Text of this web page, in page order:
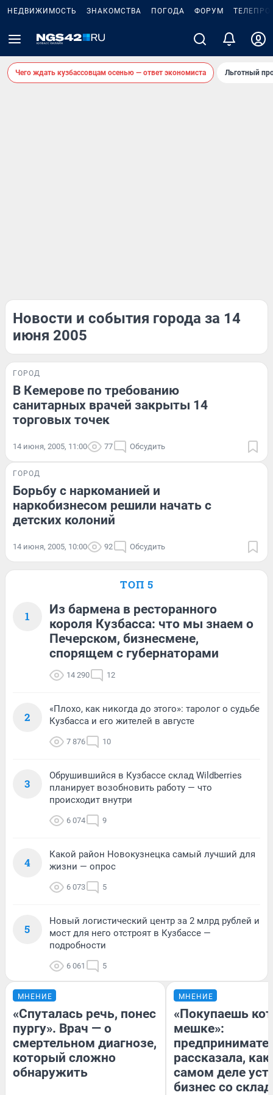
НЕДВИЖИМОСТЬ ЗНАКОМСТВА ПОГОДА ФОРУМ
Чего ждать кузбассовцам осенью — ответ экономиста Льготный
Новости и события города за 14
июня 2005
ГОРОД
В Кемерове по требованию
санитарных врачей закрыты 14
торговых точек
14 июня, 2005, 11:00 77 Обсудить
ГОРОД
Борьбу с наркоманией и
наркобизнесом решили начать с
детских колоний
14 июня, 2005, 10:00 92 Обсудить
ТОП 5
1
Из бармена в ресторанного
короля Кузбасса: что мы знаем о
Печерском, бизнесмене,
спорящем с губернаторами
14 290 12
2
«Плохо, как никогда до этого»: таролог о судьбе
Кузбасса и его жителей в августе
7 876 10
3
Обрушившийся в Кузбассе склад Wildberries
планирует возобновить работу — что
происходит внутри
6 074 9
4
Какой район Новокузнецка самый лучший для
жизни — опрос
6 073 5
5
Новый логистический центр за 2 млрд рублей и
мост для него отстроят в Кузбассе —
подробности
6 061 5
МНЕНИЕ
«Спуталась речь, понес
пургу». Врач — о
смертельном диагнозе,
который сложно
обнаружить
МНЕНИЕ
«Покупаешь
мешке»:
рассказала, как
самом деле
бизнес со